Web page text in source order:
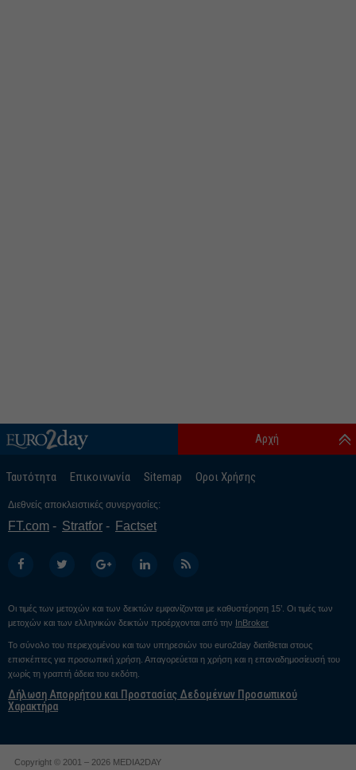
Ταυτότητα Επικοινωνία Sitemap Οροι Χρήσης
Αρχή
Διεθνείς αποκλειστικές συνεργασίες:
FT.com Stratfor Factset
Οι τιμές των μετοχών και των δεικτών εμφανίζονται με καθυστέρηση 15’. Οι τιμές των
μετοχών και των ελληνικών δεικτών προέρχονται από την InBroker
Το σύνολο του περιεχομένου και των υπηρεσιών του euro2day διατίθεται στους
επισκέπτες για προσωπική χρήση. Απαγορεύεται η χρήση και η επαναδημοσίευσή του
χωρίς τη γραπτή άδεια του εκδότη.
Δήλωση Απορρήτου και Προστασίας Δεδομένων Προσωπικού
Χαρακτήρα
Copyright © 2001 – 2026 MEDIA2DAY